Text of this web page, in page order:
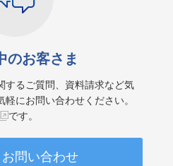
のお客さま
するご質問、資料請求など気
にお問い合わせください。
です。
問い合わせ